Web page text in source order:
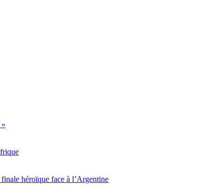
héroïque face à l’Argentine